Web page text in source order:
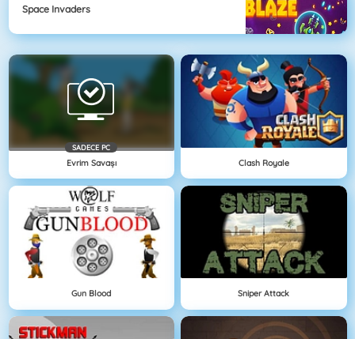
Space Invaders
SADECE PC
Evrim Savaşı Clash Royale
Gun Blood Sniper Attack